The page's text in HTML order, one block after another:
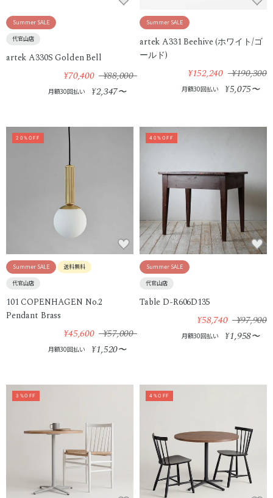
Summer SALE
代官山店
artek A330S Golden Bell
¥70,400 ¥88,000
月額30回払い ¥2,347〜
Summer SALE
artek A331 Beehive (ホワイト/ゴ
ールド)
¥152,240 ¥190,300
月額30回払い ¥5,075〜
20%OFF
Summer SALE 送料無料
代官山店
101 COPENHAGEN No.2
Pendant Brass
¥45,600 ¥57,000
月額30回払い ¥1,520〜
40%OFF
Summer SALE
代官山店
Table D-R606D135
¥58,740 ¥97,900
月額30回払い ¥1,958〜
3%OFF 4%OFF